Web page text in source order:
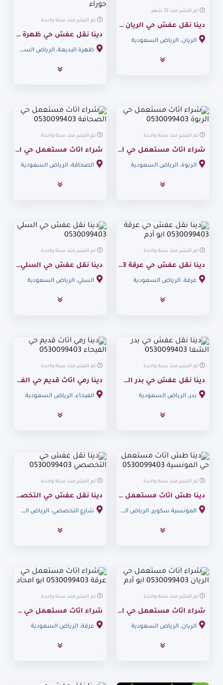
تم النشر منذ 12 شهر
دينا نقل عفش حي الريان 0530099403
الريان، الرياض السعودية
تم النشر منذ سنة واحدة
دينا نقل عفش حي ظهرة البديعة 0530099403 ابو حوراء
ظهرة البديعة، الرياض السعودية
تم النشر منذ سنة واحدة
شراء اثاث مستعمل حي الربوة 0530099403
الربوة، الرياض السعودية
تم النشر منذ سنة واحدة
شراء اثاث مستعمل حي الصحافة 0530099403
الصحافة، الرياض السعودية
تم النشر منذ سنة واحدة
دينا نقل عفش حي عرقة 0530099403 ابو آدم
عرقة، الرياض السعودية
تم النشر منذ سنة واحدة
دينا نقل عفش حي السلي 0530099403
السلي، الرياض السعودية
تم النشر منذ سنة واحدة
دينا نقل عفش حي بدر الشفا 0530099403
بدر، الرياض السعودية
تم النشر منذ سنة واحدة
دينا رمي اثاث قديم حي الفيحاء 0530099403
الفيحاء، الرياض السعودية
تم النشر منذ سنة واحدة
دينا طش اثاث مستعمل حي المونسية 0530099403
المونسية سكوير، الرياض السعودية
تم النشر منذ سنة واحدة
دينا نقل عفش حي التخصصي 0530099403
شارع التخصصي، الرياض السعودية
تم النشر منذ سنة واحدة
شراء اثاث مستعمل حي الريان 0530099403 ابو آدم
الريان، الرياض السعودية
تم النشر منذ سنة واحدة
شراء اثاث مستعمل حي عرقة 0530099403 ابو امحاد
عرقة، الرياض السعودية